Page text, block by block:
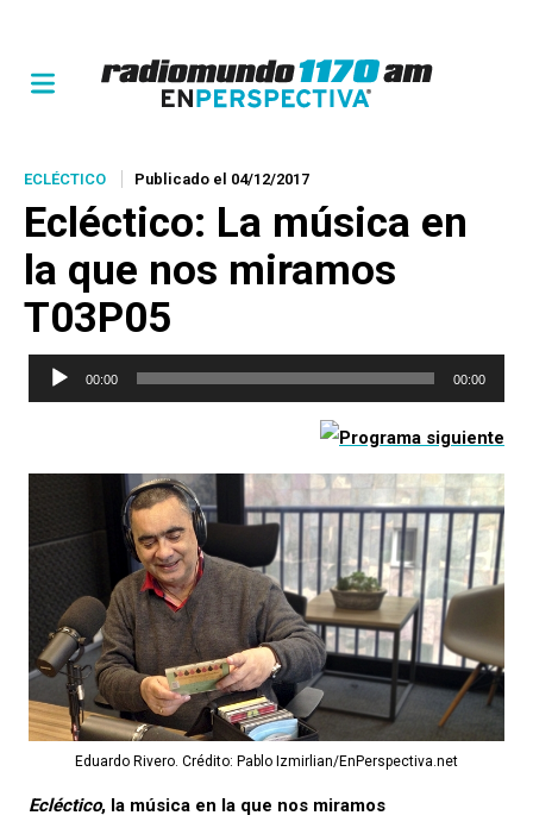
ECLÉCTICO Publicado el 04/12/2017
Ecléctico: La música en
la que nos miramos
T03P05
Reproductor
de
00:00 00:00
Eduardo Rivero. Crédito: Pablo Izmirlian/EnPerspectiva.net
Ecléctico, la música en la que nos miramos